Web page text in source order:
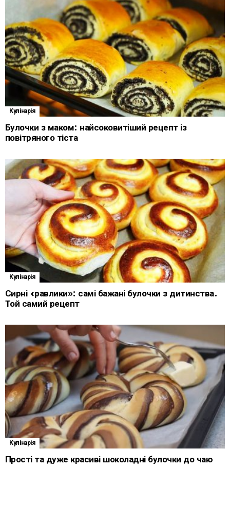
Кулінарія
Булочки з маком: найсоковитіший рецепт із
повітряного тіста
Кулінарія
Сирні «равлики»: самі бажані булочки з дитинства.
Той самий рецепт
Кулінарія
Прості та дуже красиві шоколадні булочки до чаю